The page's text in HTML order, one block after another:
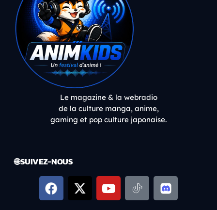
Le magazine & la webradio
de la culture manga, anime,
gaming et pop culture japonaise.
🌐 SUIVEZ-NOUS